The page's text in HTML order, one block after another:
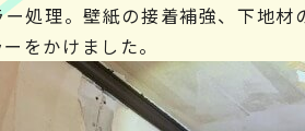
処理。壁紙の接着補強、下地
をかけました。